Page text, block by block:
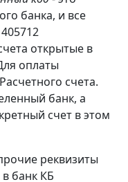
банка, и все
открытые в
оплаты
счета.
банк, а
счет в этом
реквизиты
банк КБ